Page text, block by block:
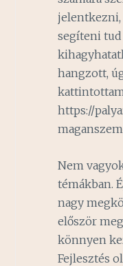
jelentkezni,
segíteni tud
hangzott,
https://
Nem
témákban.
nagy
először
könnyen
Fejlesztés